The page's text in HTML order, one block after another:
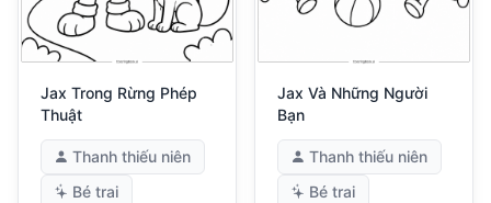
Jax Trong Rừng Phép
Thuật
Thanh thiếu niên
Bé trai
Jax Và Những Người
Bạn
Thanh thiếu niên
Bé trai